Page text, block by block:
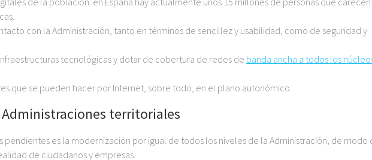
con la Administración, tanto en términos de sencillez y usabilidad, como de seguridad y
tecnológicas y dotar de cobertura de redes de banda ancha a todos los
que se pueden hacer por Internet, sobre todo, en el plano autonómico.
Administraciones territoriales
pendientes es la modernización por igual de todos los niveles de la Administración, de modo
de ciudadanos y empresas.